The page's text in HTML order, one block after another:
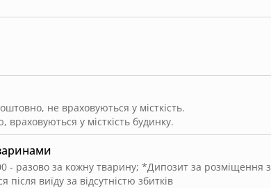
- разово за кожну тварину; *Дипозит за розміщення з
виїду за відсутністю збитків
не враховуються у місткість.
у місткість будинку.